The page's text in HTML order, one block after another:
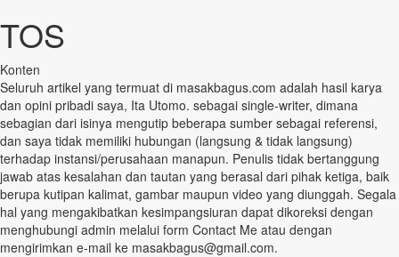
TOS
Konten
Seluruh artikel yang termuat di masakbagus.com adalah hasil karya
dan opini pribadi saya, Ita Utomo. sebagai single-writer, dimana
sebagian dari isinya mengutip beberapa sumber sebagai referensi,
dan saya tidak memiliki hubungan (langsung & tidak langsung)
terhadap instansi/perusahaan manapun. Penulis tidak bertanggung
jawab atas kesalahan dan tautan yang berasal dari pihak ketiga, baik
berupa kutipan kalimat, gambar maupun video yang diunggah. Segala
hal yang mengakibatkan kesimpangsiuran dapat dikoreksi dengan
menghubungi admin melalui form Contact Me atau dengan
mengirimkan e-mail ke masakbagus@gmail.com.